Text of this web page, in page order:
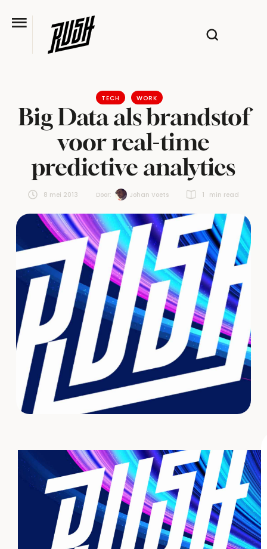
TECH WORK
Big Data als brandstof
voor real-time
predictive analytics
8 mei 2013 Door: Johan Voets 1 min read